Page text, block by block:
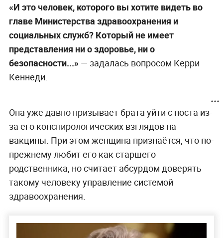
«И это человек, которого вы хотите видеть во
главе Министерства здравоохранения и
социальных служб? Который не имеет
представления ни о здоровье, ни о
безопасности...»— задалась вопросом Керри
Кеннеди.
Она уже давно призывает брата уйти с поста из-
за его конспирологических взглядов на
вакцины. При этом женщина признаётся, что по-
прежнему любит его как старшего
родственника, но считает абсурдом доверять
такому человеку управление системой
здравоохранения.